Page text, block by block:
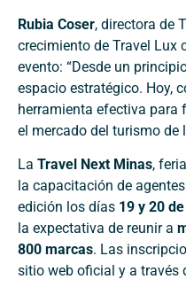
Rubia Coser, directora de
crecimiento de Travel Lux
evento: “Desde un
espacio estratégico. Hoy,
herramienta efectiva para
el mercado del turismo de
La Travel Next Minas,
la capacitación de
edición los días 19 y 20
la expectativa de reunir a
800 marcas. Las
sitio web oficial y a través